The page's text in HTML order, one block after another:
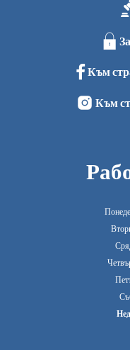
Към
Към